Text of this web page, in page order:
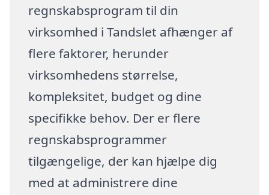
regnskabsprogram til din
virksomhed i Tandslet afhænger af
flere faktorer, herunder
virksomhedens størrelse,
kompleksitet, budget og dine
specifikke behov. Der er flere
regnskabsprogrammer
tilgængelige, der kan hjælpe dig
med at administrere dine